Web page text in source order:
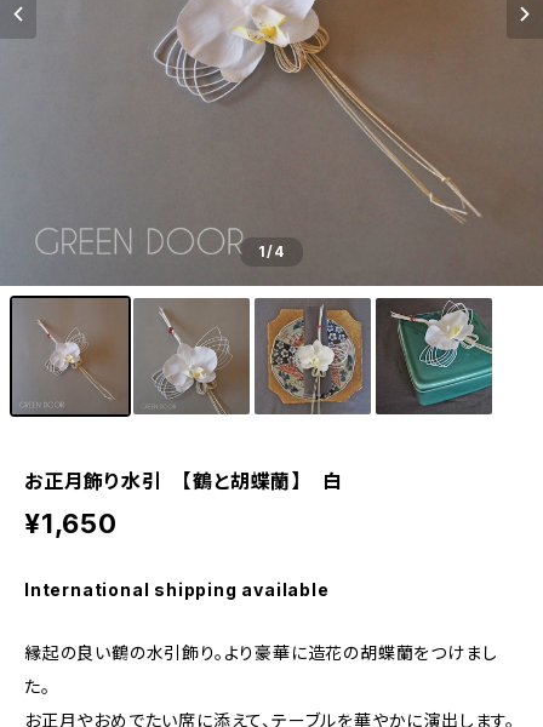
1/4
お正月飾り水引 【鶴と胡蝶蘭】 白
¥1,650
International shipping available
縁起の良い鶴の水引飾り。より豪華に造花の胡蝶蘭をつけまし
た。
お正月やおめでたい席に添えて、テーブルを華やかに演出します。